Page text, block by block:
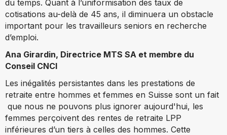
du temps. Quant à l’uniformisation des taux de
cotisations au-delà de 45 ans, il diminuera un obstacle
important pour les travailleurs seniors en recherche
d’emploi.
Ana Girardin, Directrice MTS SA et membre du
Conseil CNCI
Les inégalités persistantes dans les prestations de
retraite entre hommes et femmes en Suisse sont un fait
que nous ne pouvons plus ignorer aujourd'hui, les
femmes perçoivent des rentes de retraite LPP
inférieures d’un tiers à celles des hommes. Cette